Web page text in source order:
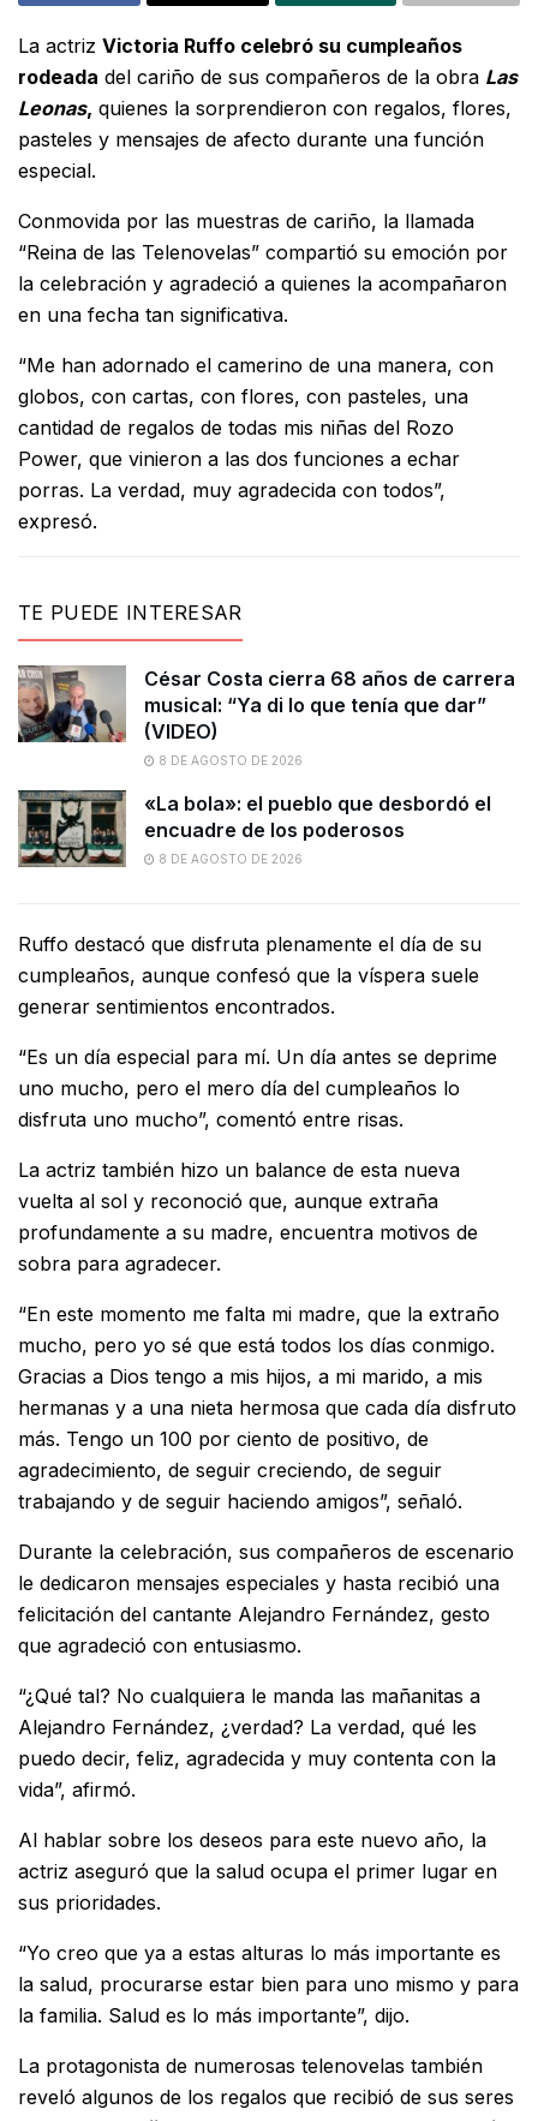
La actriz Victoria Ruffo celebró su cumpleaños
rodeada del cariño de sus compañeros de la obra Las
Leonas, quienes la sorprendieron con regalos, flores,
pasteles y mensajes de afecto durante una función
especial.
Conmovida por las muestras de cariño, la llamada
“Reina de las Telenovelas” compartió su emoción por
la celebración y agradeció a quienes la acompañaron
en una fecha tan significativa.
“Me han adornado el camerino de una manera, con
globos, con cartas, con flores, con pasteles, una
cantidad de regalos de todas mis niñas del Rozo
Power, que vinieron a las dos funciones a echar
porras. La verdad, muy agradecida con todos”,
expresó.
TE PUEDE INTERESAR
César Costa cierra 68 años de carrera
musical: “Ya di lo que tenía que dar”
(VIDEO)
8 DE AGOSTO DE 2026
«La bola»: el pueblo que desbordó el
encuadre de los poderosos
8 DE AGOSTO DE 2026
Ruffo destacó que disfruta plenamente el día de su
cumpleaños, aunque confesó que la víspera suele
generar sentimientos encontrados.
“Es un día especial para mí. Un día antes se deprime
uno mucho, pero el mero día del cumpleaños lo
disfruta uno mucho”, comentó entre risas.
La actriz también hizo un balance de esta nueva
vuelta al sol y reconoció que, aunque extraña
profundamente a su madre, encuentra motivos de
sobra para agradecer.
“En este momento me falta mi madre, que la extraño
mucho, pero yo sé que está todos los días conmigo.
Gracias a Dios tengo a mis hijos, a mi marido, a mis
hermanas y a una nieta hermosa que cada día disfruto
más. Tengo un 100 por ciento de positivo, de
agradecimiento, de seguir creciendo, de seguir
trabajando y de seguir haciendo amigos”, señaló.
Durante la celebración, sus compañeros de escenario
le dedicaron mensajes especiales y hasta recibió una
felicitación del cantante Alejandro Fernández, gesto
que agradeció con entusiasmo.
“¿Qué tal? No cualquiera le manda las mañanitas a
Alejandro Fernández, ¿verdad? La verdad, qué les
puedo decir, feliz, agradecida y muy contenta con la
vida”, afirmó.
Al hablar sobre los deseos para este nuevo año, la
actriz aseguró que la salud ocupa el primer lugar en
sus prioridades.
“Yo creo que ya a estas alturas lo más importante es
la salud, procurarse estar bien para uno mismo y para
la familia. Salud es lo más importante”, dijo.
La protagonista de numerosas telenovelas también
reveló algunos de los regalos que recibió de sus seres